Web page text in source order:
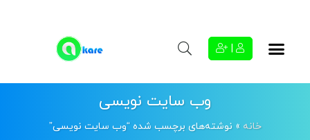
وب سایت نویسی
خانه » نوشته‌های برچسب شده “وب سایت نویسی”